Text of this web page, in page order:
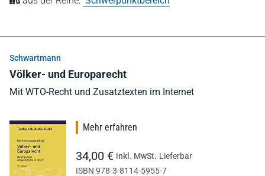
Schwartmann
Völker- und Europarecht
Mit WTO-Recht und Zusatztexten im Internet
Mehr erfahren
34,00 € inkl. MwSt. Lieferbar
ISBN 978-3-8114-5955-7